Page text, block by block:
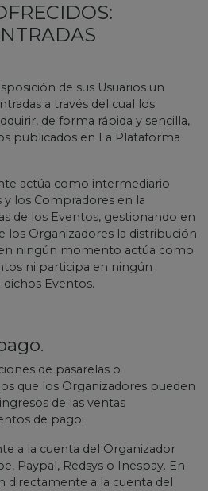
de sus Usuarios un
a través del cual los
de forma rápida y sencilla,
publicados en La Plataforma
actúa como intermediario
los Compradores en la
de los Eventos, gestionando en
los Organizadores la distribución
ningún momento actúa como
ni participa en ningún
Eventos.
de pasarelas o
que los Organizadores pueden
de las ventas
de pago:
a la cuenta del Organizador
Paypal, Redsys o Inespay. En
directamente a la cuenta del